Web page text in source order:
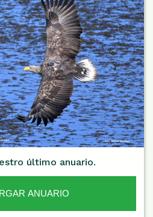
último anuario.
ANUARIO